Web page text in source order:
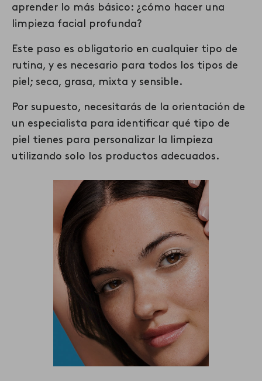
aprender lo más básico: ¿cómo hacer una
limpieza facial profunda?
Este paso es obligatorio en cualquier tipo de
rutina, y es necesario para todos los tipos de
piel; seca, grasa, mixta y sensible.
Por supuesto, necesitarás de la orientación de
un especialista para identificar qué tipo de
piel tienes para personalizar la limpieza
utilizando solo los productos adecuados.